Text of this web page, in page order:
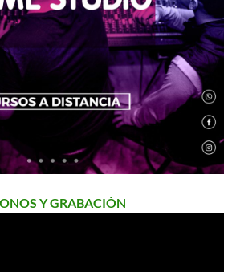
Y GRABACIÓN